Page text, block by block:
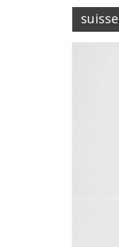
suisse